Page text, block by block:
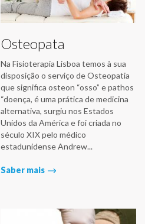
Osteopata
Na Fisioterapia Lisboa temos à sua
disposição o serviço de Osteopatia
que significa osteon “osso” e pathos
“doença, é uma prática de medicina
alternativa, surgiu nos Estados
Unidos da América e foi criada no
século XIX pelo médico
estadunidense Andrew...
Saber mais